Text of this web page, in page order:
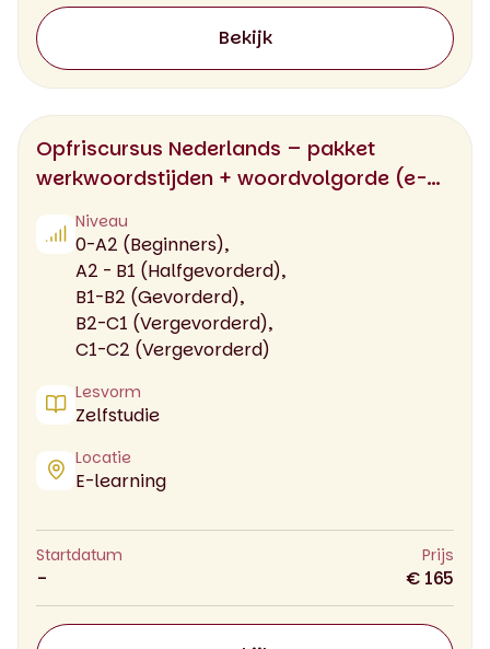
Bekijk
Opfriscursus Nederlands – pakket
werkwoordstijden + woordvolgorde (e-
Niveau
0-A2 (Beginners),
A2 - B1 (Halfgevorderd),
B1-B2 (Gevorderd),
B2-C1 (Vergevorderd),
C1-C2 (Vergevorderd)
Lesvorm
Zelfstudie
Locatie
E-learning
Startdatum
-
Prijs
€ 165